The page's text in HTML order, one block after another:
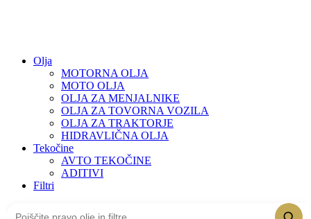
Olja
MOTORNA OLJA
MOTO OLJA
OLJA ZA MENJALNIKE
OLJA ZA TOVORNA VOZILA
OLJA ZA TRAKTORJE
HIDRAVLIČNA OLJA
Tekočine
AVTO TEKOČINE
ADITIVI
Filtri